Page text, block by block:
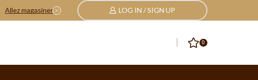
Allez magasiner Nos Pack, et cadeaux
LOG IN / SIGN UP
0